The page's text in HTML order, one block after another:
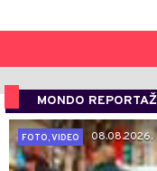
MONDO
FOTO, VIDEO
08.08.2026.